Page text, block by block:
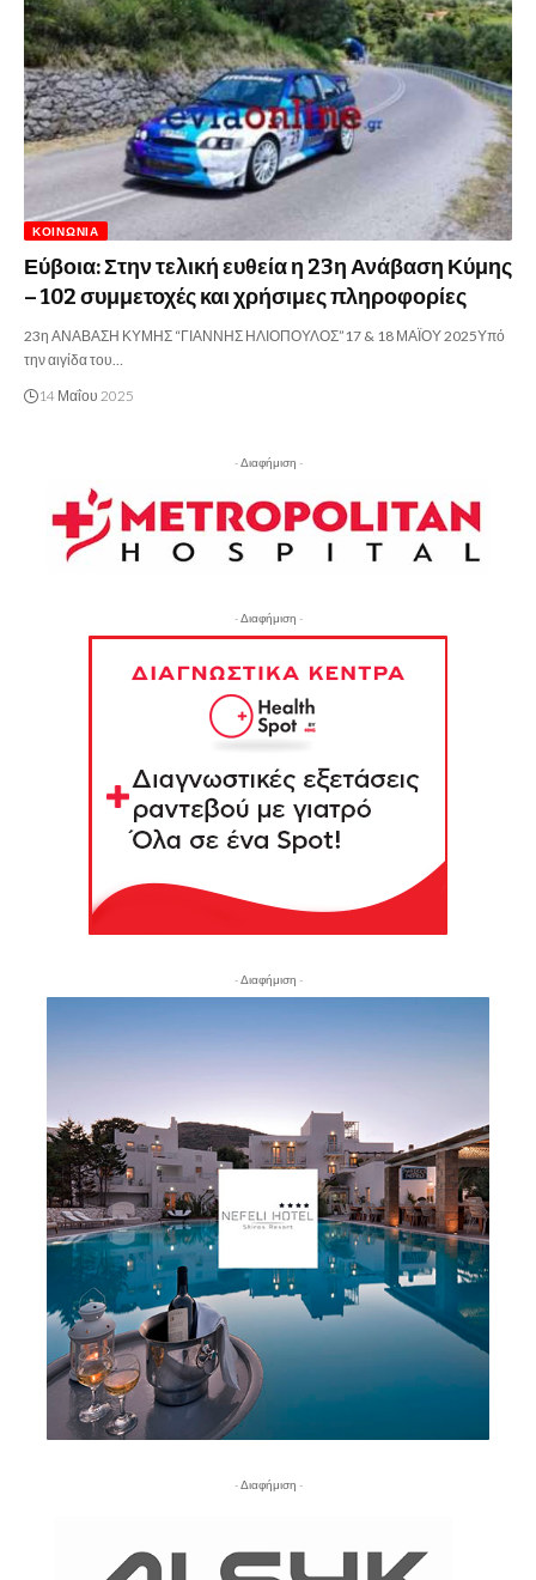
ΚΟΙΝΩΝΊΑ
Εύβοια: Στην τελική ευθεία η 23η Ανάβαση Κύμης
– 102 συμμετοχές και χρήσιμες πληροφορίες
23η ΑΝΑΒΑΣΗ ΚΥΜΗΣ “ΓΙΑΝΝΗΣ ΗΛΙΟΠΟΥΛΟΣ”17 & 18 ΜΑΪΟΥ 2025Υπό
την αιγίδα του…
14 Μαΐου 2025
- Διαφήμιση -
- Διαφήμιση -
- Διαφήμιση -
- Διαφήμιση -